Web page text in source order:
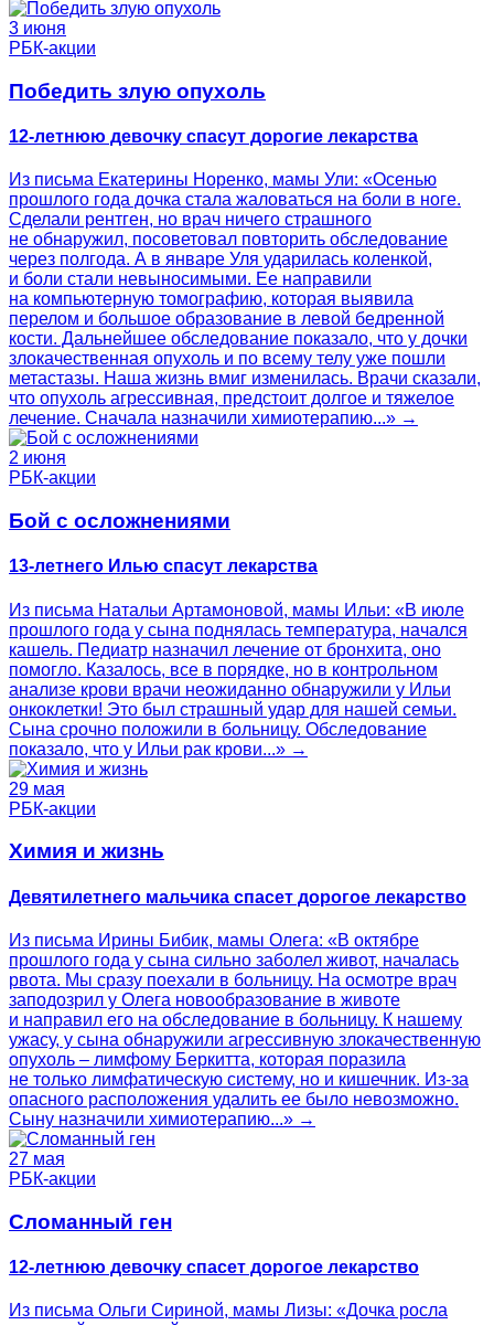
3 июня
РБК-акции
Победить злую опухоль
12-летнюю девочку спасут дорогие лекарства
Из письма Екатерины Норенко, мамы Ули: «Осенью
прошлого года дочка стала жаловаться на боли в ноге.
Сделали рентген, но врач ничего страшного
не обнаружил, посоветовал повторить обследование
через полгода. А в январе Уля ударилась коленкой,
и боли стали невыносимыми. Ее направили
на компьютерную томографию, которая выявила
перелом и большое образование в левой бедренной
кости. Дальнейшее обследование показало, что у дочки
злокачественная опухоль и по всему телу уже пошли
метастазы. Наша жизнь вмиг изменилась. Врачи сказали,
что опухоль агрессивная, предстоит долгое и тяжелое
лечение. Сначала назначили химиотерапию...» →
2 июня
РБК-акции
Бой с осложнениями
13-летнего Илью спасут лекарства
Из письма Натальи Артамоновой, мамы Ильи: «В июле
прошлого года у сына поднялась температура, начался
кашель. Педиатр назначил лечение от бронхита, оно
помогло. Казалось, все в порядке, но в контрольном
анализе крови врачи неожиданно обнаружили у Ильи
онкоклетки! Это был страшный удар для нашей семьи.
Сына срочно положили в больницу. Обследование
показало, что у Ильи рак крови...» →
29 мая
РБК-акции
Химия и жизнь
Девятилетнего мальчика спасет дорогое лекарство
Из письма Ирины Бибик, мамы Олега: «В октябре
прошлого года у сына сильно заболел живот, началась
рвота. Мы сразу поехали в больницу. На осмотре врач
заподозрил у Олега новообразование в животе
и направил его на обследование в больницу. К нашему
ужасу, у сына обнаружили агрессивную злокачественную
опухоль – лимфому Беркитта, которая поразила
не только лимфатическую систему, но и кишечник. Из-за
опасного расположения удалить ее было невозможно.
Сыну назначили химиотерапию...» →
27 мая
РБК-акции
Сломанный ген
12-летнюю девочку спасет дорогое лекарство
Из письма Ольги Сириной, мамы Лизы: «Дочка росла